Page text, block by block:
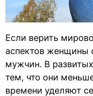
Если верить
аспектов женщины
мужчин. В
тем, что они
времени уделяют